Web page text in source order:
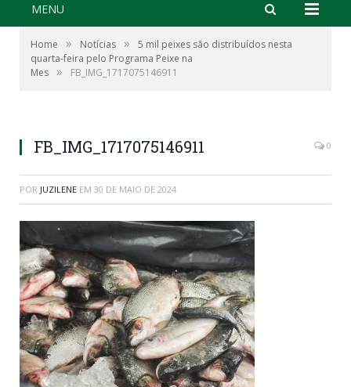
MENU
Home » Notícias »
5 mil peixes são distribuídos nesta
quarta-feira pelo Programa Peixe na
Mes » FB_IMG_1717075146911
FB_IMG_1717075146911 0
POR JUZILENE EM 30 DE MAIO DE 2024